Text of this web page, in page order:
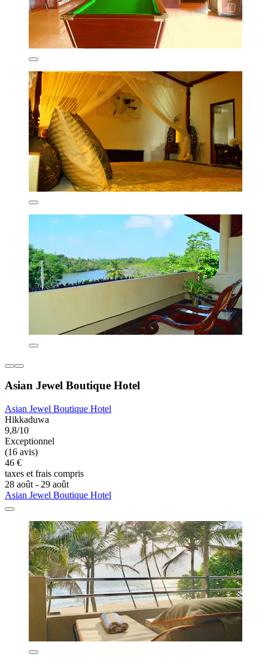
Asian Jewel Boutique Hotel
Asian Jewel Boutique Hotel
Hikkaduwa
9,8/10
Exceptionnel
(16 avis)
46 €
taxes et frais compris
28 août - 29 août
Asian Jewel Boutique Hotel